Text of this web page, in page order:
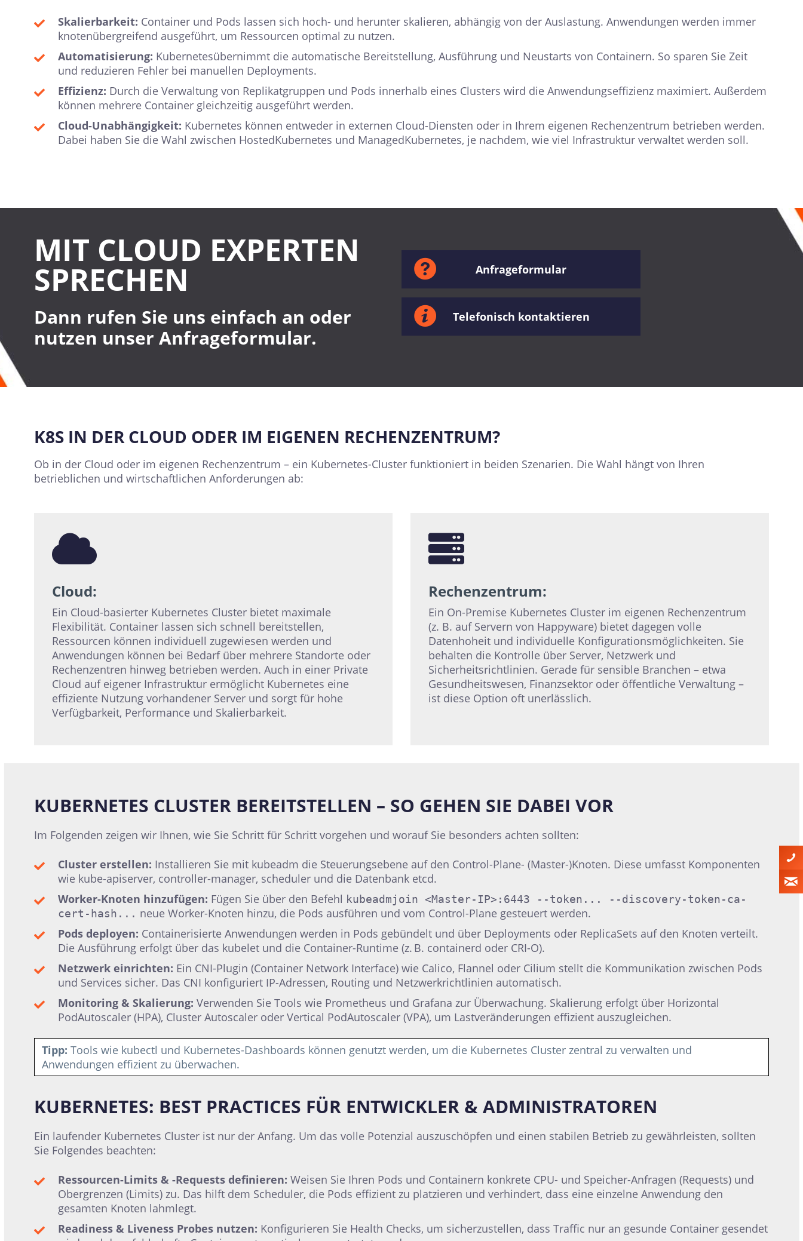
Skalierbarkeit: Container und Pods lassen sich hoch- und herunter skalieren, abhängig von der Auslastung. Anwendungen werden immer
knotenübergreifend ausgeführt, um Ressourcen optimal zu nutzen.
Automatisierung: Kubernetesübernimmt die automatische Bereitstellung, Ausführung und Neustarts von Containern. So sparen Sie Zeit
und reduzieren Fehler bei manuellen Deployments.
Effizienz: Durch die Verwaltung von Replikatgruppen und Pods innerhalb eines Clusters wird die Anwendungseffizienz maximiert. Außerdem
können mehrere Container gleichzeitig ausgeführt werden.
Cloud-Unabhängigkeit: Kubernetes können entweder in externen Cloud-Diensten oder in Ihrem eigenen Rechenzentrum betrieben werden.
Dabei haben Sie die Wahl zwischen HostedKubernetes und ManagedKubernetes, je nachdem, wie viel Infrastruktur verwaltet werden soll.
MIT CLOUD EXPERTEN
SPRECHEN
Dann rufen Sie uns einfach an oder
nutzen unser Anfrageformular.
Anfrageformular
Telefonisch kontaktieren
K8S IN DER CLOUD ODER IM EIGENEN RECHENZENTRUM?
Ob in der Cloud oder im eigenen Rechenzentrum – ein Kubernetes-Cluster funktioniert in beiden Szenarien. Die Wahl hängt von Ihren
betrieblichen und wirtschaftlichen Anforderungen ab:
Cloud:
Ein Cloud-basierter Kubernetes Cluster bietet maximale
Flexibilität. Container lassen sich schnell bereitstellen,
Ressourcen können individuell zugewiesen werden und
Anwendungen können bei Bedarf über mehrere Standorte oder
Rechenzentren hinweg betrieben werden. Auch in einer Private
Cloud auf eigener Infrastruktur ermöglicht Kubernetes eine
effiziente Nutzung vorhandener Server und sorgt für hohe
Verfügbarkeit, Performance und Skalierbarkeit.
Rechenzentrum:
Ein On-Premise Kubernetes Cluster im eigenen Rechenzentrum
(z. B. auf Servern von Happyware) bietet dagegen volle
Datenhoheit und individuelle Konfigurationsmöglichkeiten. Sie
behalten die Kontrolle über Server, Netzwerk und
Sicherheitsrichtlinien. Gerade für sensible Branchen – etwa
Gesundheitswesen, Finanzsektor oder öffentliche Verwaltung –
ist diese Option oft unerlässlich.
KUBERNETES CLUSTER BEREITSTELLEN – SO GEHEN SIE DABEI VOR
Im Folgenden zeigen wir Ihnen, wie Sie Schritt für Schritt vorgehen und worauf Sie besonders achten sollten:
Cluster erstellen: Installieren Sie mit kubeadm die Steuerungsebene auf den Control-Plane- (Master-)Knoten. Diese umfasst Komponenten
wie kube-apiserver, controller-manager, scheduler und die Datenbank etcd.
Worker-Knoten hinzufügen: Fügen Sie über den Befehl kubeadmjoin <Master-IP>:6443 --token... --discovery-token-ca-
cert-hash... neue Worker-Knoten hinzu, die Pods ausführen und vom Control-Plane gesteuert werden.
Pods deployen: Containerisierte Anwendungen werden in Pods gebündelt und über Deployments oder ReplicaSets auf den Knoten verteilt.
Die Ausführung erfolgt über das kubelet und die Container-Runtime (z. B. containerd oder CRI-O).
Netzwerk einrichten: Ein CNI-Plugin (Container Network Interface) wie Calico, Flannel oder Cilium stellt die Kommunikation zwischen Pods
und Services sicher. Das CNI konfiguriert IP-Adressen, Routing und Netzwerkrichtlinien automatisch.
Monitoring & Skalierung: Verwenden Sie Tools wie Prometheus und Grafana zur Überwachung. Skalierung erfolgt über Horizontal
PodAutoscaler (HPA), Cluster Autoscaler oder Vertical PodAutoscaler (VPA), um Lastveränderungen effizient auszugleichen.
Tipp: Tools wie kubectl und Kubernetes-Dashboards können genutzt werden, um die Kubernetes Cluster zentral zu verwalten und
Anwendungen effizient zu überwachen.
KUBERNETES: BEST PRACTICES FÜR ENTWICKLER & ADMINISTRATOREN
Ein laufender Kubernetes Cluster ist nur der Anfang. Um das volle Potenzial auszuschöpfen und einen stabilen Betrieb zu gewährleisten, sollten
Sie Folgendes beachten:
Ressourcen-Limits & -Requests definieren: Weisen Sie Ihren Pods und Containern konkrete CPU- und Speicher-Anfragen (Requests) und
Obergrenzen (Limits) zu. Das hilft dem Scheduler, die Pods effizient zu platzieren und verhindert, dass eine einzelne Anwendung den
gesamten Knoten lahmlegt.
Readiness & Liveness Probes nutzen: Konfigurieren Sie Health Checks, um sicherzustellen, dass Traffic nur an gesunde Container gesendet